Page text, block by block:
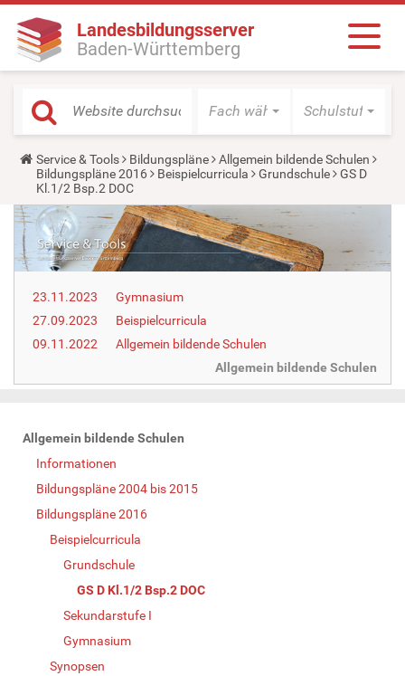
Landesbildungsserver
Baden-Württemberg
Fach wählen Schulstufe
Y
o
u
a
r
h
e
r
:
Service & Tools Bildungspläne
Allgemein bildende Schulen
Bildungspläne 2016
Beispielcurricula Grundschule
GS D
Kl.1/2 Bsp.2 DOC
23.11.2023
Gymnasium
27.09.2023
Beispielcurricula
09.11.2022
Allgemein bildende Schulen
Allgemein bildende Schulen
N
Allgemein bildende Schulen
Informationen
Bildungspläne 2004 bis 2015
Bildungspläne 2016
Beispielcurricula
Grundschule
GS D Kl.1/2 Bsp.2 DOC
Sekundarstufe I
Gymnasium
Synopsen